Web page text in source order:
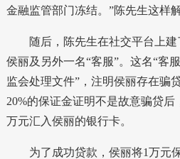
金融监管部门冻结。”陈先生这样解
随后，陈先生在社交平台上建
侯丽及另外一名“客服”。这名“客
监会处理文件”，注明侯丽存在骗
20%的保证金证明不是故意骗贷
万元汇入侯丽的银行卡。
为了成功贷款，侯丽将1万元